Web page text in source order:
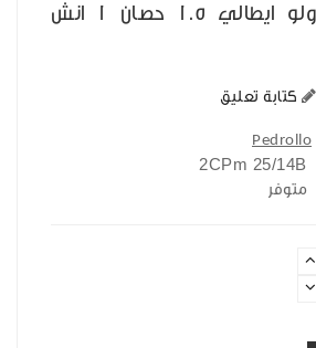
مضخة ماء بدرولو ايطالي 1.5 حصان 1 انش
كتابة تعليق
Pedrollo
متوفر